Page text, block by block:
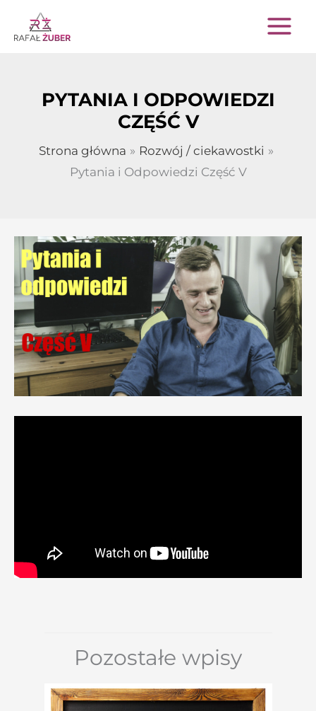
Przejdź
do
PYTANIA I ODPOWIEDZI
CZĘŚĆ V
Strona główna
Rozwój / ciekawostki
Pytania i Odpowiedzi Część V
Pozostałe wpisy